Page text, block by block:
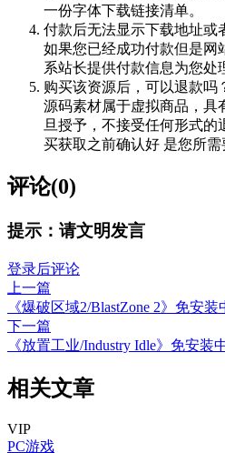
一份字体下载链接清单。
付款后无法显示下载地址或
如果您已经成功付款但是网
系站长提供付款信息为您处
购买该资源后，可以退款吗
源码素材属于虚拟商品，具
旦授予，不接受任何形式
买获取之前确认好 是您所
评论(0)
提示：请文明发言
登录后评论
上一篇
《爆破区域2/BlastZone 2》免安装
下一篇
《放置工业/Industry Idle》免安装
相关文章
VIP
PC游戏